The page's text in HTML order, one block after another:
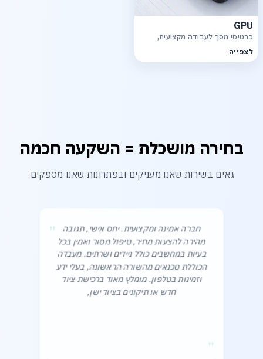
GPU
כרטיסי מסך לעבודה מקצועית,
לצפייה
בחירה מושכלת = השקעה חכמה
גאים בשירות שאנו מעניקים ובפתרונות שאנו מספקים.
"
חברה אמינה ומקצועית. יחס אישי, תגובה
מהירה להצעות מחיר, טיפול מסור ואמין בכל
בעיות במחשבים כולל ניידים ושרתים. מעבדה
הכוללת טכנאים מהשורה הראשונה, בעלי ידע
וזמינות בטלפון. מומלץ מאוד ברכישת ציוד
חדש או תיקונים בציוד ישן,‎
"